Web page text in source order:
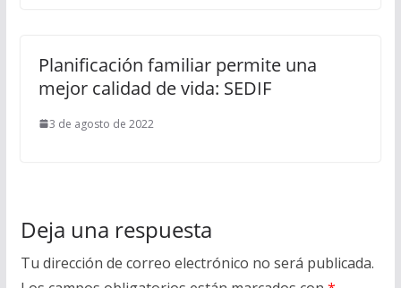
Planificación familiar permite una
mejor calidad de vida: SEDIF
3 de agosto de 2022
Deja una respuesta
Tu dirección de correo electrónico no será publicada.